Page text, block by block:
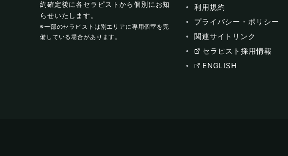
約確定後に各セラピストから個別にお知
らせいたします。
※一部のセラピストは別エリアに専用個室を完
備している場合があります。
利用規約
プライバシー・ポリシー
関連サイトリンク
セラピスト採用情報
ENGLISH